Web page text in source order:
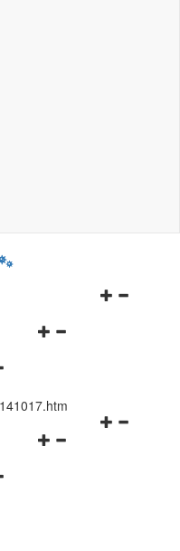
Navigationsmenü
Navigationsmenü